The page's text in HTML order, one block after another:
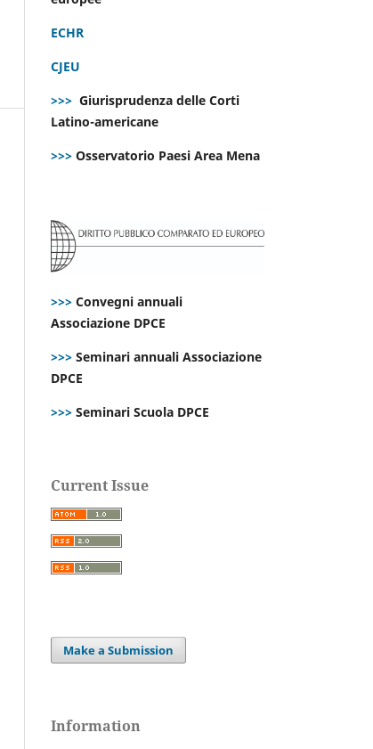
ECHR
CJEU
>>> Giurisprudenza delle Corti
Latino-americane
>>> Osservatorio Paesi Area Mena
>>> Convegni annuali
Associazione DPCE
>>> Seminari annuali Associazione
DPCE
>>> Seminari Scuola DPCE
Current Issue
Make a Submission
Information